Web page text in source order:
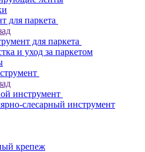
для паркета
для паркета
и уход за паркетом
инструмент
слесарный инструмент
крепеж